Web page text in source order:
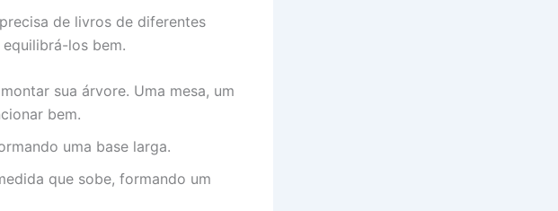
de livros de diferentes
los bem.
sua árvore. Uma mesa, um
bem.
uma base larga.
que sobe, formando um